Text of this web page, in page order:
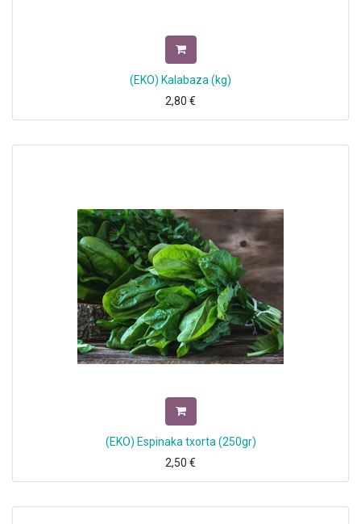
(EKO) Kalabaza (kg)
2,80 €
(EKO) Espinaka txorta (250gr)
2,50 €